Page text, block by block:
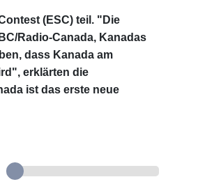
(ESC) teil. "Die
Radio-Canada, Kanadas
dass Kanada am
erklärten die
ist das erste neue